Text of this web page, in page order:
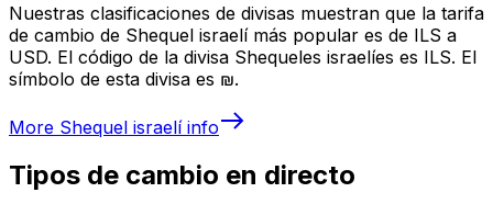
Nuestras clasificaciones de divisas muestran que la tarifa
de cambio de Shequel israelí más popular es de ILS a
USD. El código de la divisa Shequeles israelíes es ILS. El
símbolo de esta divisa es ₪.
More Shequel israelíinfo
Tipos de cambio en directo